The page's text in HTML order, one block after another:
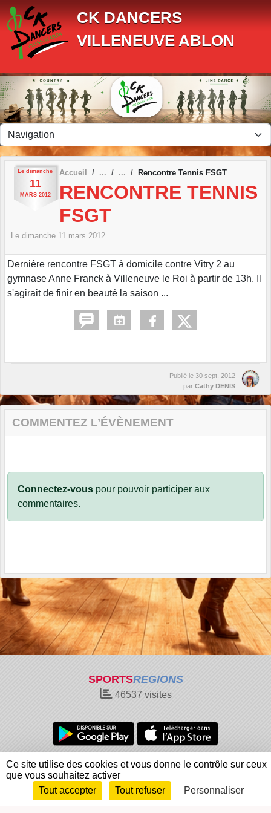
CK DANCERS
VILLENEUVE ABLON
Le dimanche
11
MARS 2012
Accueil Rencontre Tennis FSGT
RENCONTRE TENNIS
FSGT
Le dimanche 11 mars 2012
Dernière rencontre FSGT à domicile contre Vitry 2 au
gymnase Anne Franck à Villeneuve le Roi à partir de 13h. Il
s'agirait de finir en beauté la saison ...
Publié le 30 sept. 2012
par Cathy DENIS
COMMENTEZ L’ÉVÈNEMENT
Connectez-vous pour pouvoir participer aux
commentaires.
SPORTSREGIONS
46537 visites
Charte cookies
Gestion des cookies
Informations légales
Signaler un contenu inapproprié
Envie de participer ?
Connexion
Panneau de gestion des cookies
Ce site utilise des cookies et vous donne le contrôle sur ceux
que vous souhaitez activer
Tout accepter
Tout refuser Personnaliser